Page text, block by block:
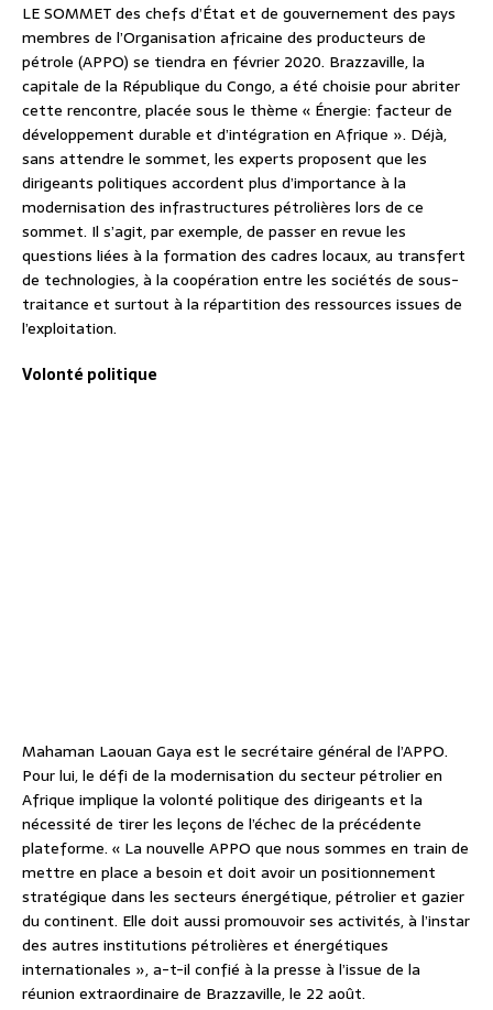
LE SOMMET des chefs d’État et de gouvernement des pays
membres de l’Organisation africaine des producteurs de
pétrole (APPO) se tiendra en février 2020. Brazzaville, la
capitale de la République du Congo, a été choisie pour abriter
cette rencontre, placée sous le thème « Énergie: facteur de
développement durable et d’intégration en Afrique ». Déjà,
sans attendre le sommet, les experts proposent que les
dirigeants politiques accordent plus d’importance à la
modernisation des infrastructures pétrolières lors de ce
sommet. Il s’agit, par exemple, de passer en revue les
questions liées à la formation des cadres locaux, au transfert
de technologies, à la coopération entre les sociétés de sous-
traitance et surtout à la répartition des ressources issues de
l’exploitation.
Volonté politique
Mahaman Laouan Gaya est le secrétaire général de l’APPO.
Pour lui, le défi de la modernisation du secteur pétrolier en
Afrique implique la volonté politique des dirigeants et la
nécessité de tirer les leçons de l’échec de la précédente
plateforme. « La nouvelle APPO que nous sommes en train de
mettre en place a besoin et doit avoir un positionnement
stratégique dans les secteurs énergétique, pétrolier et gazier
du continent. Elle doit aussi promouvoir ses activités, à l’instar
des autres institutions pétrolières et énergétiques
internationales », a-t-il confié à la presse à l’issue de la
réunion extraordinaire de Brazzaville, le 22 août.